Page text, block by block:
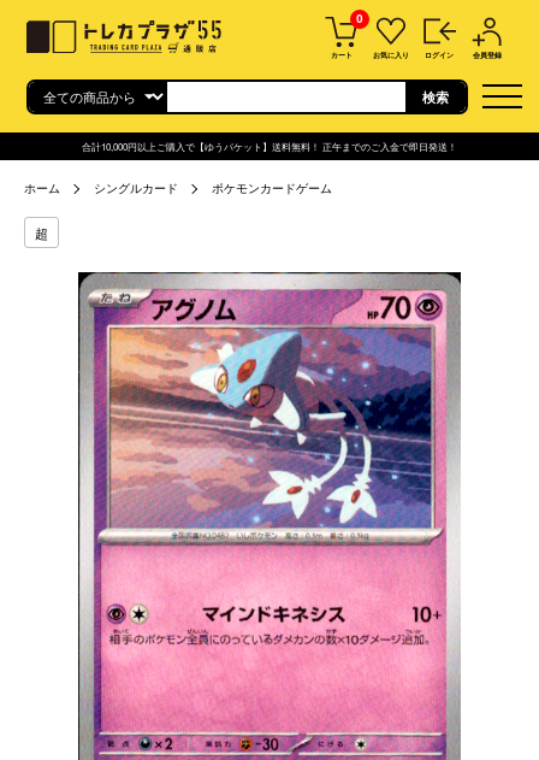
0
カート お気に入り ログイン 会員登録
合計10,000円以上ご購入で【ゆうパケット】送料無料！ 正午までのご入金で即日発送！
ホーム シングルカード ポケモンカードゲーム
超